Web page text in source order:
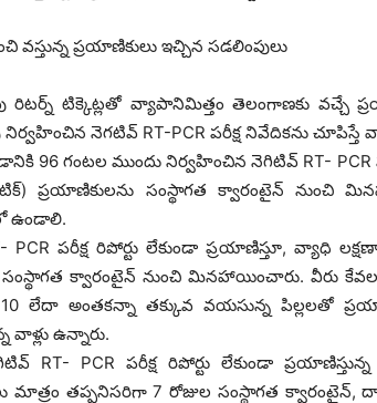
వస్తున్న ప్రయాణికులు ఇచ్చిన సడలింపులు
రిటర్న్ టిక్కెట్లతో వ్యాపానిమిత్తం తెలంగాణకు వచ్చే
నెగటివ్ RT-PCR పరీక్ష నివేదికను
96 గంటల ముందు నిర్వహించిన నెగిటివ్ RT- PCR
ప్రయాణికులను సంస్థాగత క్వారంటైన్
ఉండాలి.
PCR పరీక్ష రిపోర్టు లేకుండా ప్రయాణిస్తూ, వ్యాధి
క్వారంటైన్ నుంచి మినహాయించారు. వీరు
10 లేదా అంతకన్నా తక్కువ వయసున్న పిల్లలతో
వాళ్లు ఉన్నారు.
RT- PCR పరీక్ష రిపోర్టు లేకుండా
మాత్రం తప్పనిసరిగా 7 రోజుల సంస్థాగత